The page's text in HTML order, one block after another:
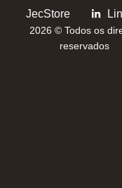
JecStore
2026 © Todos os
reservados